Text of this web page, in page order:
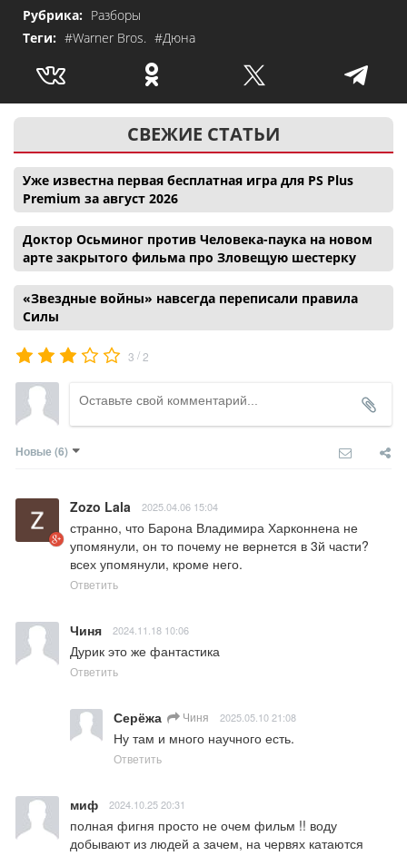
Рубрика: Разборы
Теги: #Warner Bros. #Дюна
СВЕЖИЕ СТАТЬИ
Уже известна первая бесплатная игра для PS Plus
Premium за август 2026
Доктор Осьминог против Человека-паука на новом
арте закрытого фильма про Зловещую шестерку
«Звездные войны» навсегда переписали правила
Силы
3 /2
Новые (6)
Zozo Lala 2025.04.06 15:04
странно, что Барона Владимира Харконнена не
упомянули, он то почему не вернется в 3й части?
всех упомянули, кроме него.
Ответить
Чиня 2024.11.18 10:06
Дурик это же фантастика
Ответить
Серёжа Чиня 2025.05.10 21:08
Ну там и много научного есть.
Ответить
миф 2024.10.25 20:31
полная фигня просто не очем фильм !! воду
добывают из людей а зачем, на червях катаются